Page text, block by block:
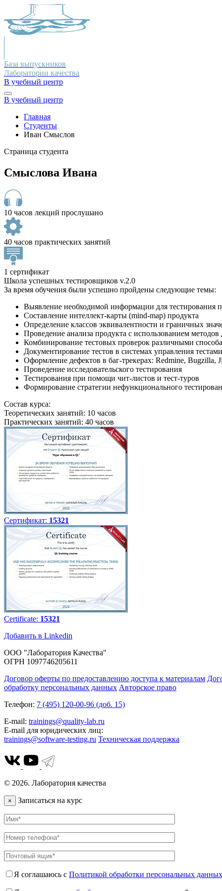
База выпускников
Лаборатории качества
В учебный центр
В учебный центр
Главная
Студенты
Иван Смыслов
Страница студента
Смыслова Ивана
10 часов лекций прослушано
40 часов практических занятий
1 сертификат
Школа успешных тестировщиков v.2.0
За время обучения были успешно пройдены следующие темы:
Выявление необходимой информации для тестирования
Составление интеллект-карты (mind-map) продукта
Определение классов эквивалентности и граничных
Проведение анализа продукта с использованием
Комбинирование тестовых проверок различными
Документирование тестов в системах управления
Оформление дефектов в баг-трекерах: Redmine, Bugzilla,
Проведение исследовательского тестирования
Тестирования при помощи чит-листов и тест-туров
Формирование стратегии нефункционального
Состав курса:
Теоретических занятий: 10 часов
Практических занятий: 40 часов
Сертификат: 15321
Certificate: 15321
Добавить в Linkedin
ООО "Лаборатория Качества"
ОГРН 1097746205611
Договор оферты по предоставлению доступа к материалам
обработку персональных данных Авторское право
Телефон: 7 (495) 120-00-96 (доб. 15)
E-mail: trainings@quality-lab.ru
E-mail для юридических лиц:
trainings@software-testing.ru Техническая поддержка
© 2026. Лаборатория качества
× Записаться на курс
Я соглашаюсь с Политикой обработки персональных данных